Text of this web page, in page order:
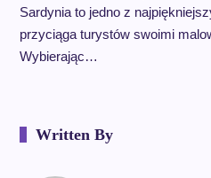
Sardynia to jedno z
przyciąga turystów swoimi
Wybierając…
Written By